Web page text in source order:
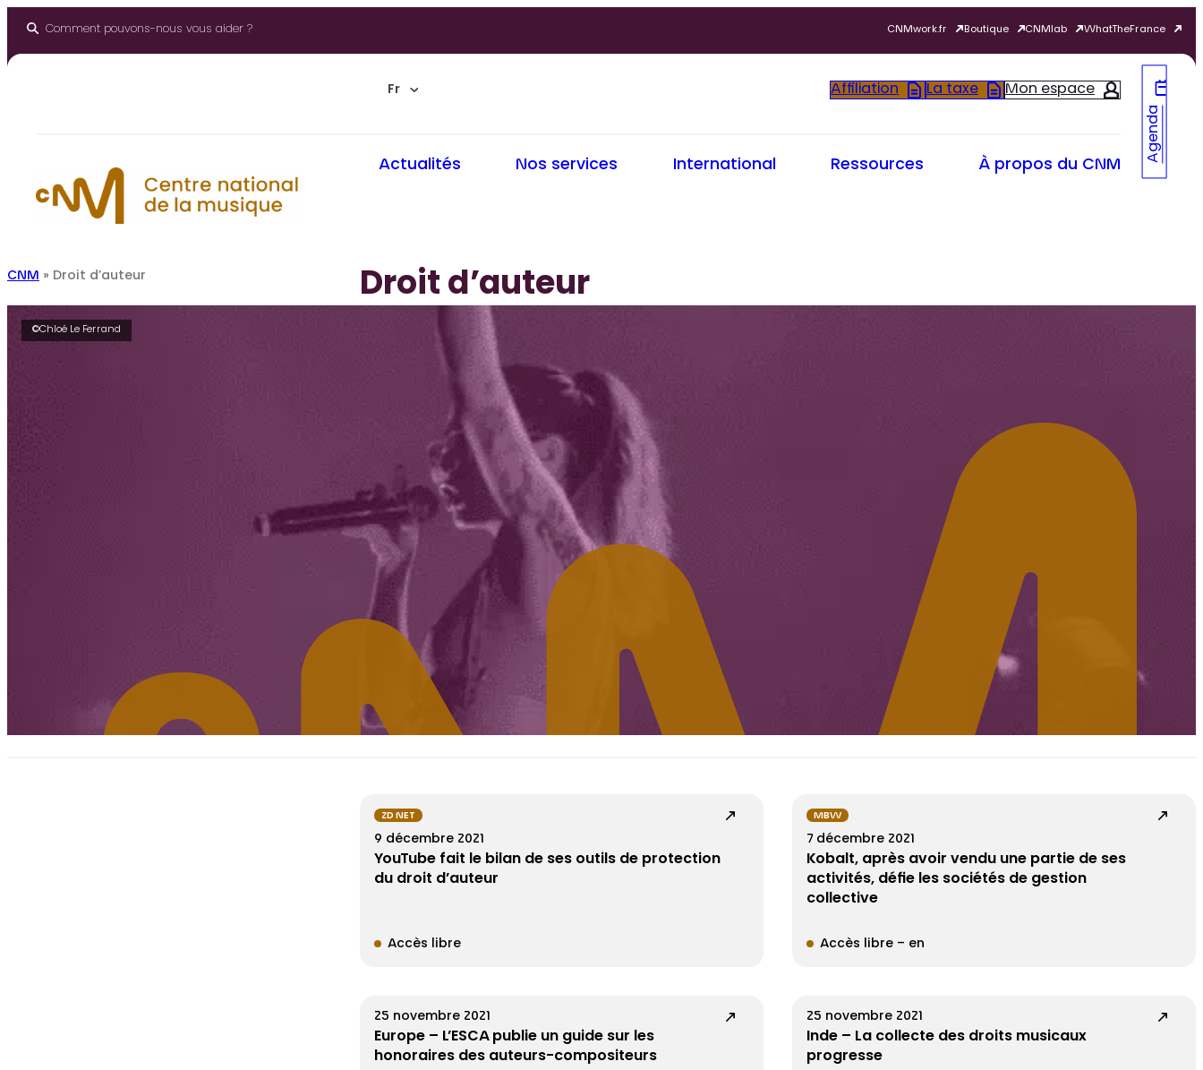
Comment pouvons-nous vous aider ? CNMwork.fr Boutique CNMlab WhatTheFrance
Fr Affiliation La taxe Mon espace
Actualités Nos services International Ressources À propos du CNM
Agenda
CNM » Droit d’auteur Droit d’auteur
©Chloé Le Ferrand
ZD NET
9 décembre 2021
YouTube fait le bilan de ses outils de protection
du droit d’auteur
Accès libre
MBW
7 décembre 2021
Kobalt, après avoir vendu une partie de ses
activités, défie les sociétés de gestion
collective
Accès libre – en
25 novembre 2021
Europe – L’ESCA publie un guide sur les
honoraires des auteurs-compositeurs
25 novembre 2021
Inde – La collecte des droits musicaux
progresse